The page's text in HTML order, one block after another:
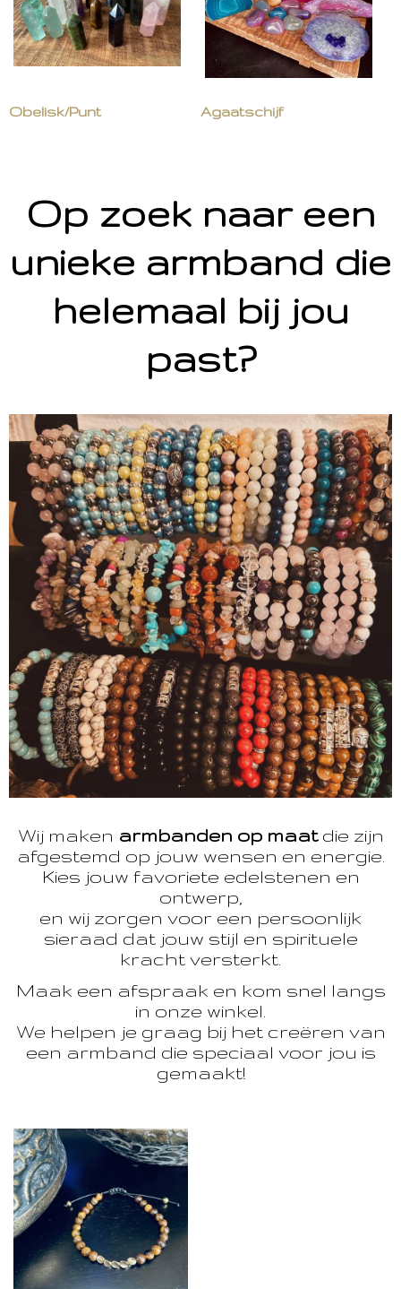
Obelisk/Punt Agaatschijf
Op zoek naar een
unieke armband die
helemaal bij jou
past?
Wij maken armbanden op maatdie zijn
afgestemd op jouw wensen en energie.
Kies jouw favoriete edelstenen en
ontwerp,
en wij zorgen voor een persoonlijk
sieraad dat jouw stijl en spirituele
kracht versterkt.
Maak een afspraak en kom snel langs
in onze winkel.
We helpen je graag bij het creëren van
een armband die speciaal voor jou is
gemaakt!